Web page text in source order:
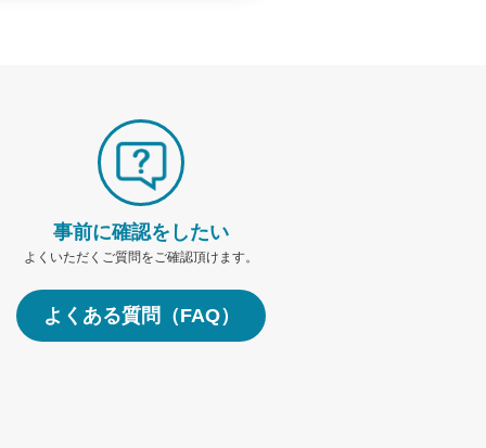
事前に確認をしたい
よくいただくご質問をご確認頂けます。
よくある質問（FAQ）